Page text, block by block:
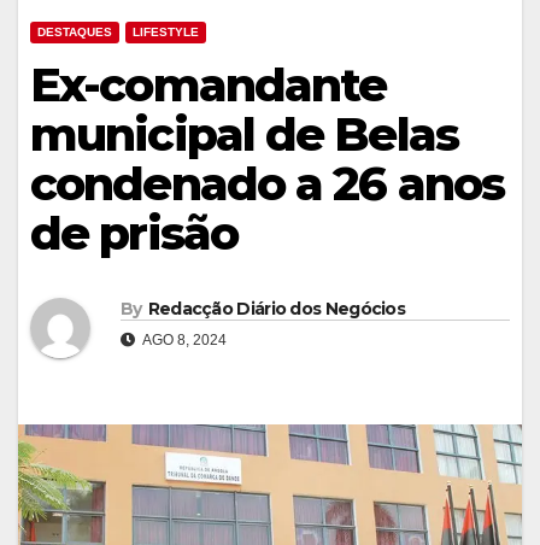
DESTAQUES LIFESTYLE
Ex-comandante
municipal de Belas
condenado a 26 anos
de prisão
By Redacção Diário dos Negócios
AGO 8, 2024